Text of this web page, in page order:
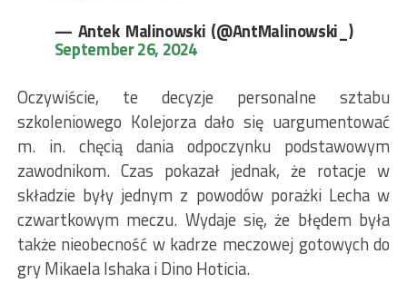
— Antek Malinowski (@AntMalinowski_)
September 26, 2024
Oczywiście, te decyzje personalne sztabu
szkoleniowego Kolejorza dało się uargumentować
m. in. chęcią dania odpoczynku podstawowym
zawodnikom. Czas pokazał jednak, że rotacje w
składzie były jednym z powodów porażki Lecha w
czwartkowym meczu. Wydaje się, że błędem była
także nieobecność w kadrze meczowej gotowych do
gry Mikaela Ishaka i Dino Hoticia.